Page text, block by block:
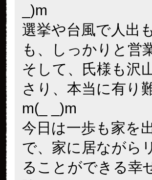
リーは目利きのよ
す(*^_^*)。センタ
り営業中、こんな
たいなあ。
昨日はシャンシャ
てハッピーでした
幸せそうな親子で